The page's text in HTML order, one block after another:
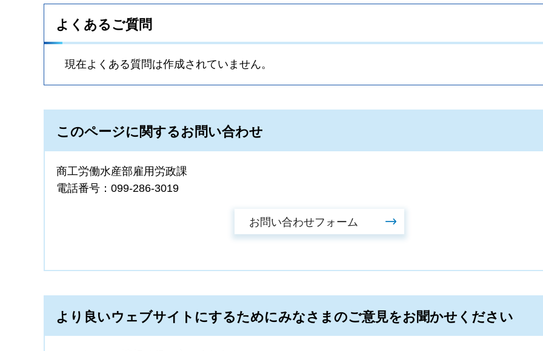
よくあるご質問
現在よくある質問は作成されていません。
このページに関するお問い合わせ
商工労働水産部雇用労政課
電話番号：099-286-3019
より良いウェブサイトにするためにみなさまのご意見をお聞かせください